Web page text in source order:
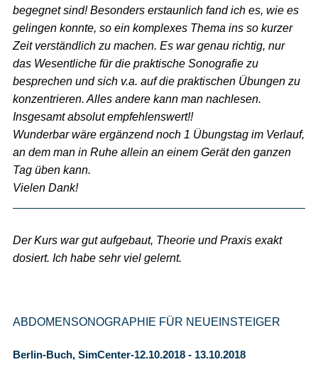
begegnet sind! Besonders erstaunlich fand ich es, wie es
gelingen konnte, so ein komplexes Thema ins so kurzer
Zeit verständlich zu machen. Es war genau richtig, nur
das Wesentliche für die praktische Sonografie zu
besprechen und sich v.a. auf die praktischen Übungen zu
konzentrieren. Alles andere kann man nachlesen.
Insgesamt absolut empfehlenswert!!
Wunderbar wäre ergänzend noch 1 Übungstag im Verlauf,
an dem man in Ruhe allein an einem Gerät den ganzen
Tag üben kann.
Vielen Dank!
Der Kurs war gut aufgebaut, Theorie und Praxis exakt
dosiert. Ich habe sehr viel gelernt.
ABDOMENSONOGRAPHIE FÜR NEUEINSTEIGER
Berlin-Buch, SimCenter-12.10.2018 - 13.10.2018